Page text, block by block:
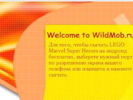
Для того, чтобы скачать LEGO
Marvel Super Heroes на андроид
бесплатно, выберете нужный порт
по разрешению экрана вашего
телефона или планшета и нажмите
скачать.